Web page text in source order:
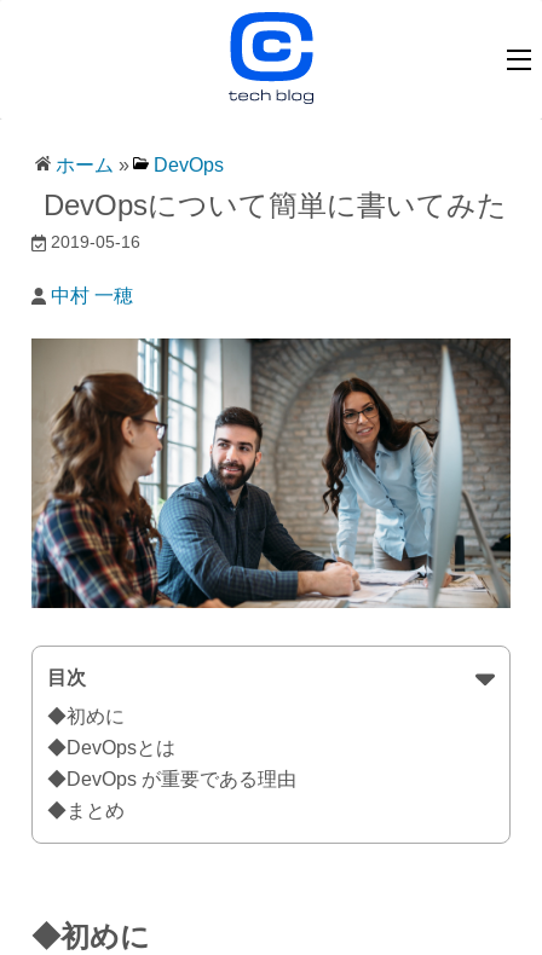
ホーム » DevOps
DevOpsについて簡単に書いてみた
2019-05-16
中村 一穂
目次
◆初めに
◆DevOpsとは
◆DevOps が重要である理由
◆まとめ
◆初めに